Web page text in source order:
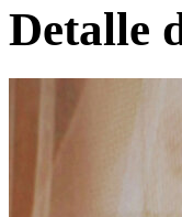
Detalle